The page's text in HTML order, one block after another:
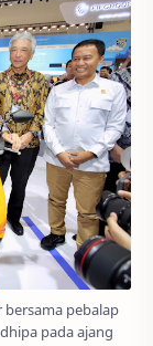
pebalap
pada ajang